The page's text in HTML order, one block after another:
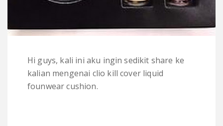
Hi guys, kali ini aku ingin sedikit share ke
kalian mengenai clio kill cover liquid
founwear cushion.